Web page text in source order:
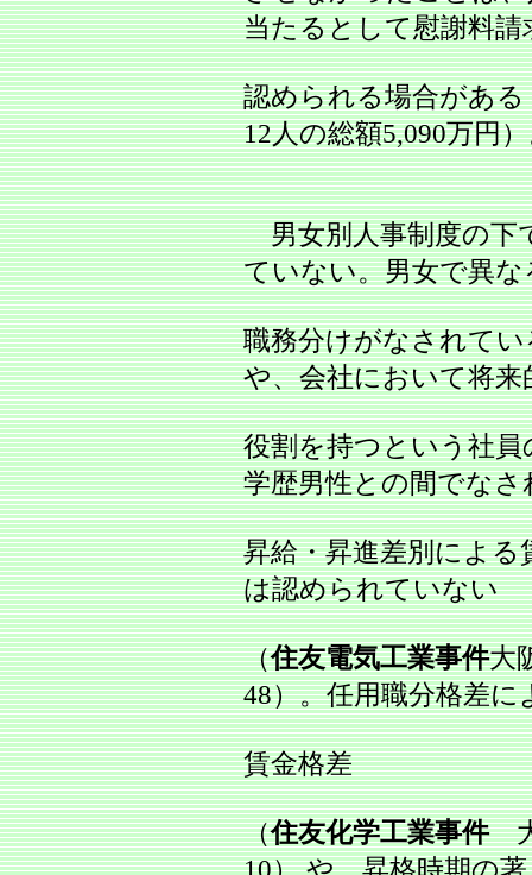
当たるとして慰謝料請
認められる場合がある
12人の総額5,090万円
男女別人事制度の下
ていない。男女で異な
職務分けがなされて
や、会社において将来
役割を持つという社
学歴男性との間でなさ
昇給・昇進差別による
は認められていない
（住友電気工業事件大
48）。任用職分格差に
賃金格差
（住友化学工業事件大